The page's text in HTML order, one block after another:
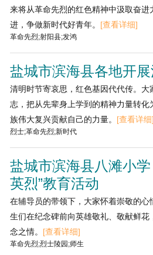
来将从革命先烈的红色精神中汲取奋
进，争做新时代好青年。 [查看详细]
革命先烈;射阳县;发鸿
盐城市滨海县各地开
清明时节寄哀思，红色基因代代传。
志，把从先辈身上学到的精神力量转化
族伟大复兴贡献自己的力量。 [查看详细]
烈士;革命先烈;新时代
盐城市滨海县八滩小
英烈”教育活动
在辅导员的带领下，大家怀着崇敬的
生们在纪念碑前向英雄敬礼、敬献鲜
念之情。 [查看详细]
革命先烈;烈士陵园;师生